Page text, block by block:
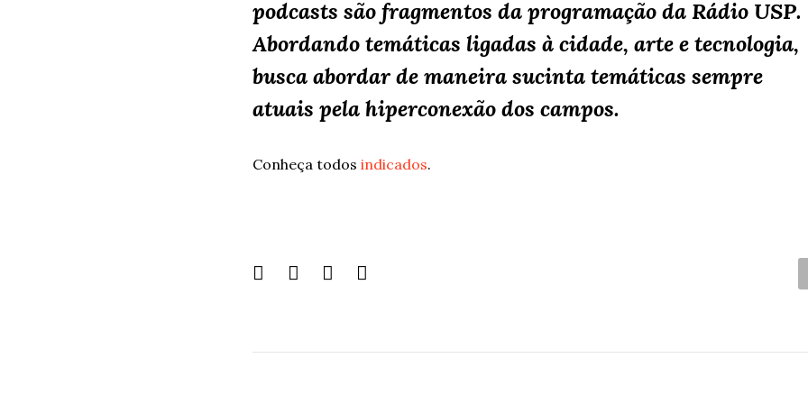
podcasts são fragmentos da programação da Rádio USP.
Abordando temáticas ligadas à cidade, arte e tecnologia,
busca abordar de maneira sucinta temáticas sempre
atuais pela hiperconexão dos campos.
Conheça todosindicados.
Share